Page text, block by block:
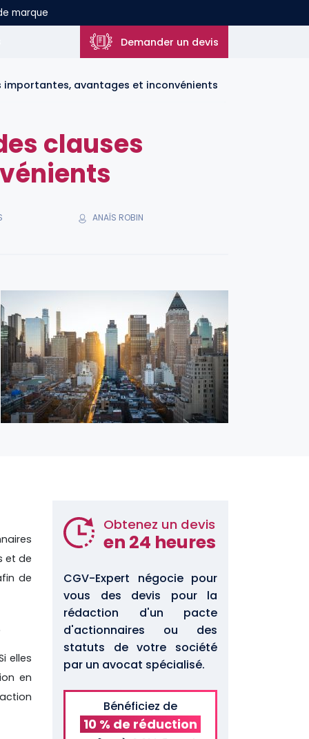
marque
Demander un devis
avantages et inconvénients
clauses
ANAÏS ROBIN
et de
de
elles
en
Obtenez un devis
en 24 heures
CGV-Expert négocie pour
vous des devis pour la
rédaction d'un pacte
d'actionnaires ou des
statuts de votre société
par un avocat spécialisé.
Bénéficiez de
10 % de réduction